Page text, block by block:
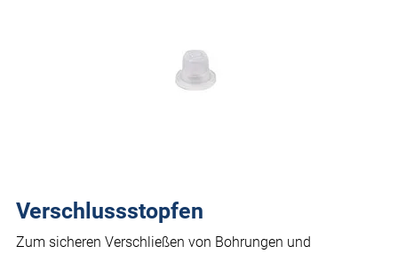
Verschlussstopfen
Zum sicheren Verschließen von Bohrungen und